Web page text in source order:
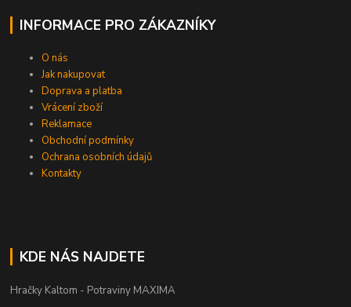
INFORMACE PRO ZÁKAZNÍKY
O nás
Jak nakupovat
Doprava a platba
Vrácení zboží
Reklamace
Obchodní podmínky
Ochrana osobních údajů
Kontakty
KDE NÁS NAJDETE
Hračky Kaltom - Potraviny MAXIMA